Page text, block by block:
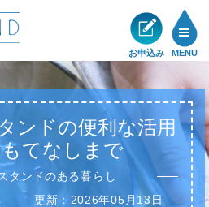
お申込み MENU
ンドの便利な活用
てなしまで
タンドのある暮らし
更新： 2026年05月13日